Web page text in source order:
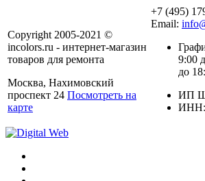
Copyright 2005-2021 ©
incolors.ru - интернет-магазин
товаров для ремонта
Москва, Нахимовский
проспект 24 Посмотреть на
карте
+7 (495)
Email:
9:00
до
ИП
ИНН: